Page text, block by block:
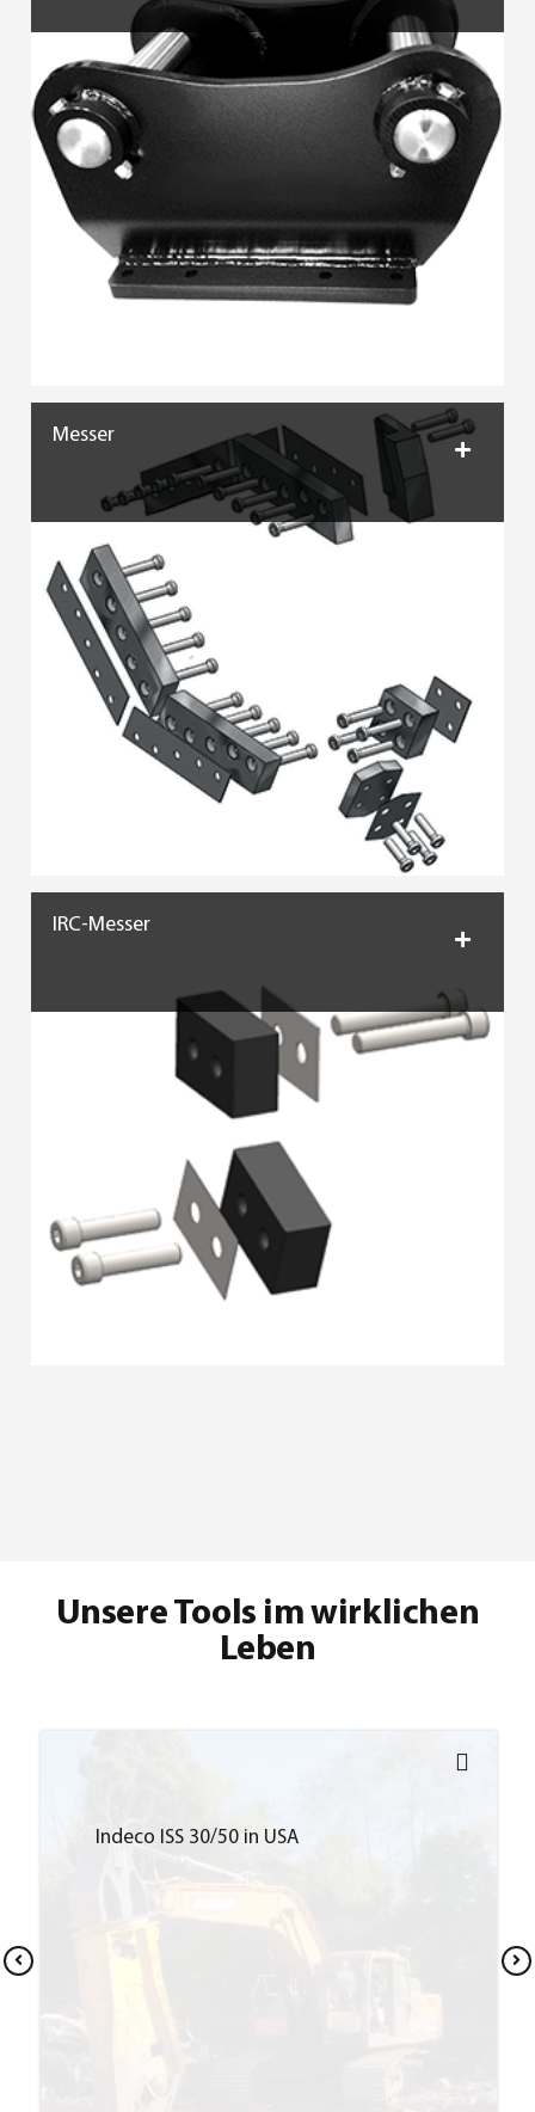
Messer
IRC-Messer
Unsere Tools im wirklichen
Leben
Indeco ISS 30/50 in USA